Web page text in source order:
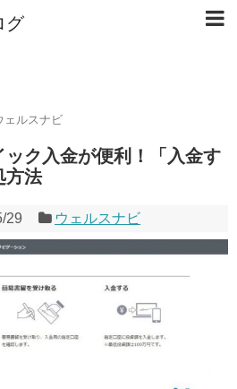
グ
ェルスナビ
ック入金が便利！「入金す
方法
29 ウェルスナビ